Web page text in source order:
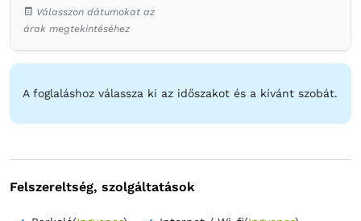
Szekrény Ágynemű
Kábelcsatornák
Hajszárító
Válasszon dátumokat az
árak megtekintéséhez
A foglaláshoz válassza ki az időszakot és a kívánt szobát.
Felszereltség, szolgáltatások